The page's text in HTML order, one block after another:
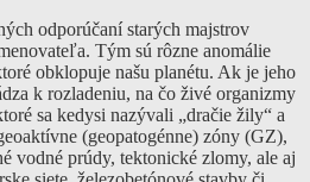
odporúčaní starých majstrov
Tým sú rôzne anomálie
obklopuje našu planétu. Ak je jeho
k rozladeniu, na čo živé organizmy
sa kedysi nazývali „dračie žily“ a
(geopatogénne) zóny (GZ),
vodné prúdy, tektonické zlomy, ale aj